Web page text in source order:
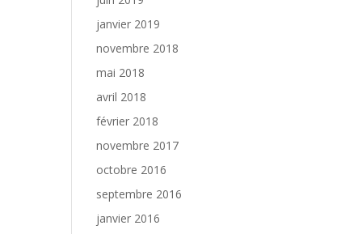
janvier 2019
novembre 2018
mai 2018
avril 2018
février 2018
novembre 2017
octobre 2016
septembre 2016
janvier 2016